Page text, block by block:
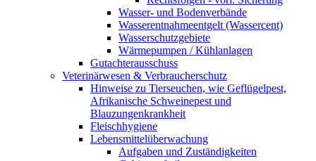
Wasser- und Bodenverbände
Wasserentnahmeentgelt (Wassercent)
Wasserschutzgebiete
Wärmepumpen / Kühlanlagen
Gutachterausschuss
Veterinärwesen & Verbraucherschutz
Hinweise zu Tierseuchen, wie Geflügelpest,
Afrikanische Schweinepest und
Blauzungenkrankheit
Fleischhygiene
Lebensmittelüberwachung
Aufgaben und Zuständigkeiten